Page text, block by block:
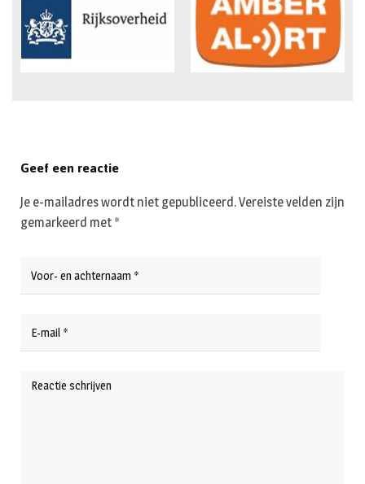
Geef een reactie
Je e-mailadres wordt niet gepubliceerd.Vereiste velden zijn
gemarkeerd met *